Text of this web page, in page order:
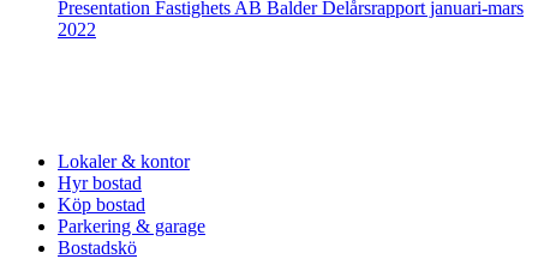
Presentation Fastighets AB Balder Delårsrapport januari-mars
2022
Lokaler & kontor
Hyr bostad
Köp bostad
Parkering & garage
Bostadskö